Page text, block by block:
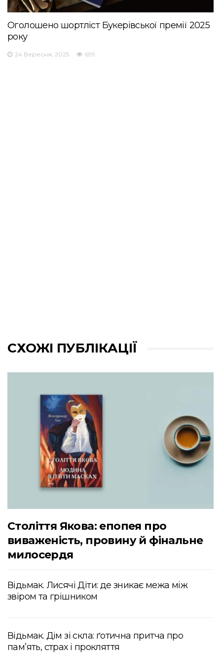
Оголошено шортліст Букерівської премії 2025
року
24 Вересня, 2025 699
СХОЖІ ПУБЛІКАЦІЇ
Століття Якова: епопея про
виваженість, провину й фінальне
милосердя
Відьмак. Лисячі Діти: де зникає межа між
звіром та грішником
Відьмак. Дім зі скла: ґотична притча про
пам’ять, страх і прокляття